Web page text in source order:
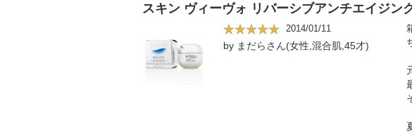
スキン ヴィーヴォ リバーシブアンチエイジン
2014/01/11
by まだらさん(女性,混合肌,45才)